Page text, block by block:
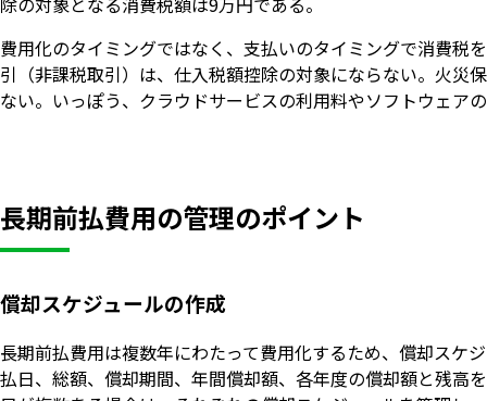
費用化のタイミングではなく、支払いのタイミングで消費税
引（非課税取引）は、仕入税額控除の対象にならない。火災
ない。いっぽう、クラウドサービスの利用料やソフトウェア
長期前払費用の管理のポイント
償却スケジュールの作成
長期前払費用は複数年にわたって費用化するため、償却スケ
払日、総額、償却期間、年間償却額、各年度の償却額と残高